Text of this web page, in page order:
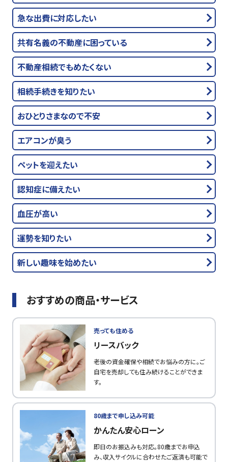
急な出費に対応したい
共有名義の不動産に困っている
不動産相続でもめたくない
相続手続きを知りたい
おひとりさまなので不安
エアコンが臭う
ペットを迎えたい
認知症に備えたい
血圧が高い
運勢を知りたい
新しい趣味を始めたい
おすすめの商品・サービス
売っても住める
リースバック
老後の資金確保や相続でお悩みの方に。ご
自宅を売却しても住み続けることができま
す。
80歳まで申し込み可能
かんたん安心ローン
即日のお振込みも対応。80歳までお申込
み、収入サイクルに合わせたご返済も可能で